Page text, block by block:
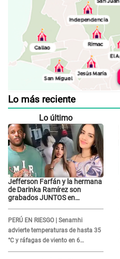
Lo más reciente
Lo último
Jefferson Farfán y la hermana
de Darinka Ramírez son
grabados JUNTOS en
"Siempre va acompañada..."
PERÚ EN RIESGO | Senamhi
advierte temperaturas de hasta 35
°C y ráfagas de viento en 6
regiones del país